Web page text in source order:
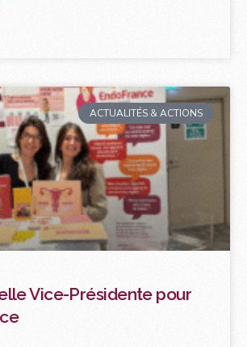
ACTUALITÉS & ACTIONS
Vice-Présidente pour